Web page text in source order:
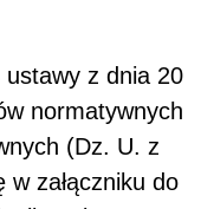
z dnia 20
normatywnych
(Dz. U. z
w załączniku do